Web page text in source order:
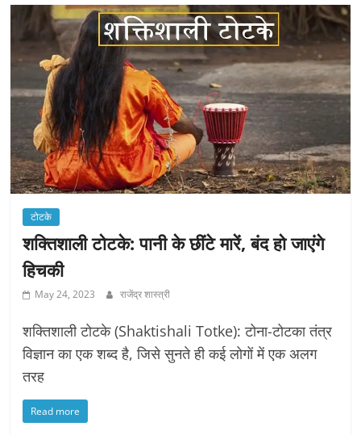
टोटके
शक्तिशाली टोटके: पानी के छींटे मारें, बंद हो जाएंगे
हिचकी
May 24, 2023 राजेंद्र शास्त्री
शक्तिशाली टोटके (Shaktishali Totke): टोना-टोटका तंत्र
विज्ञान का एक शब्द है, जिसे सुनते ही कई लोगों में एक अलग
तरह
Read more